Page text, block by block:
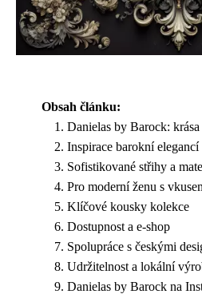
Obsah článku:
Danielas by Barock: krása
Inspirace barokní elegancí
Sofistikované střihy a
Pro moderní ženu s
Klíčové kousky kolekce
Dostupnost a e-shop
Spolupráce s českými
Udržitelnost a lokální
Danielas by Barock na